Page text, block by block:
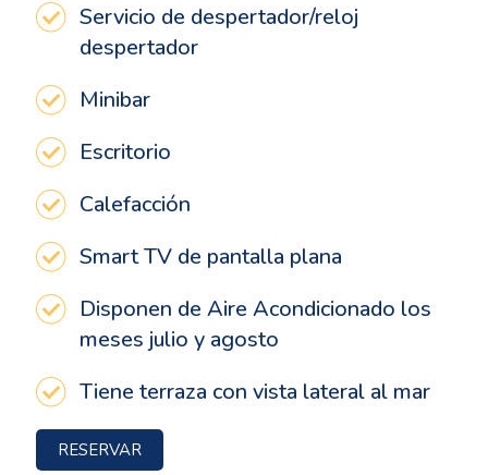
Servicio de despertador/reloj
despertador
Minibar
Escritorio
Calefacción
Smart TV de pantalla plana
Disponen de Aire Acondicionado los
meses julio y agosto
Tiene terraza con vista lateral al mar
RESERVAR